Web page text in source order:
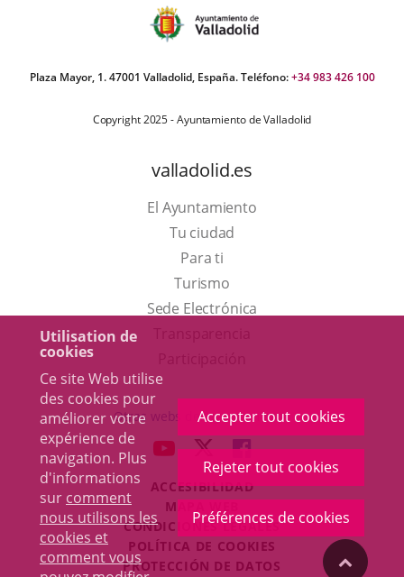
Utilisation de
cookies
Ce site Web utilise
des cookies pour
améliorer votre
expérience de
navigation. Plus
d'informations
sur comment
nous utilisons les
cookies et
comment vous
Accepter tout cookies
Rejeter tout cookies
Préférences de cookies
Plaza Mayor, 1. 47001 Valladolid, España. Teléfono:+34 983 426 100
Copyright 2025 - Ayuntamiento de Valladolid
valladolid.es
El Ayuntamiento
Tu ciudad
Para ti
TurismoEste
enlace
una
ventana
nueva.
Sede Electrónica
externa.
Otras webs del ayuntamiento
ENLACE
UNA
APLICACIÓN
EXTERNA.
ENLACE
A
UNA
APLICACIÓN
EXTERNA.
ENLACE
A
UNA
APLICACIÓN
EXTERNA.
ACCESIBILIDAD
MAPA WEB
CONDICIONES LEGALES
POLÍTICA DE COOKIES
PROTECCIÓN DE DATOS
"Volver